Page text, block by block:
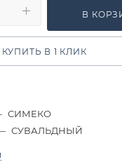
В
КУПИТЬ В 1 КЛИК
СИМЕКО
СУВАЛЬДНЫЙ